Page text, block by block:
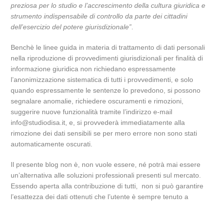
preziosa per lo studio e l’accrescimento della cultura giuridica e
strumento indispensabile di controllo da parte dei cittadini
dell’esercizio del potere giurisdizionale”
Benchè le linee guida in materia di trattamento di dati personali
nella riproduzione di provvedimenti giurisdizionali per finalità di
informazione giuridica non richiedano espressamente
l’anonimizzazione sistematica di tutti i provvedimenti, e solo
quando espressamente le sentenze lo prevedono, si possono
segnalare anomalie, richiedere oscuramenti e rimozioni,
suggerire nuove funzionalità tramite l’indirizzo e-mail
info@studiodisa.it, e, si provvederà immediatamente alla
rimozione dei dati sensibili se per mero errore non sono stati
automaticamente oscurati.
Il presente blog non è, non vuole essere, né potrà mai essere
un’alternativa alle soluzioni professionali presenti sul mercato.
Essendo aperta alla contribuzione di tutti, non si può garantire
l’esattezza dei dati ottenuti che l’utente è sempre tenuto a